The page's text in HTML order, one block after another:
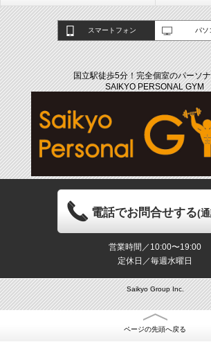
スマートフォン パソ
国立駅徒歩5分！完全個室のパーソ
SAIKYO PERSONAL GYM
電話でお問合せする(
営業時間／10:00〜19:00
定休日／毎週水曜日
Saikyo Group Inc.
ページの先頭へ戻る